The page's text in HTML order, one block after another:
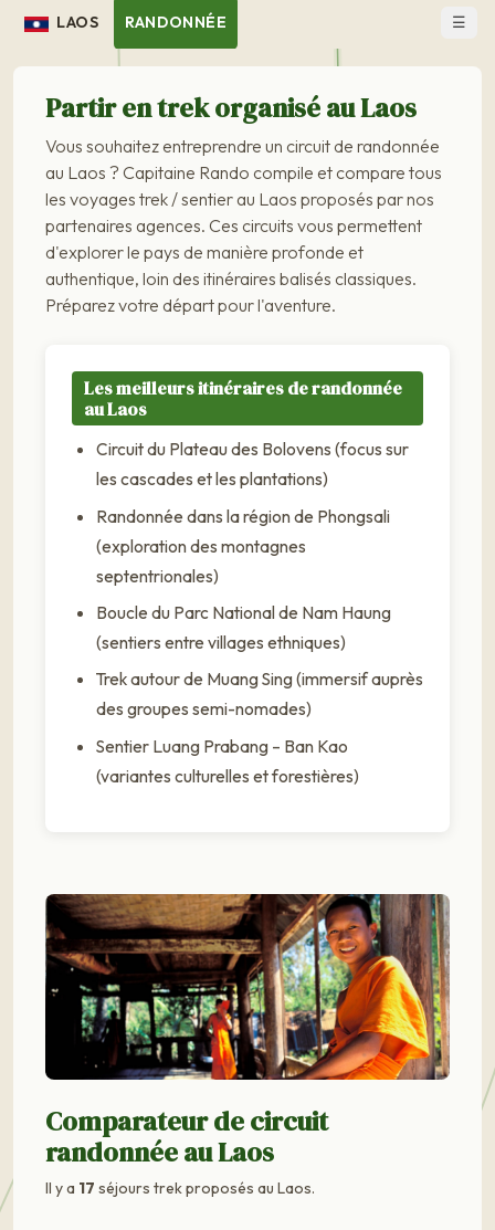
LAOS RANDONNÉE ☰
Partir en trek organisé au Laos
Vous souhaitez entreprendre un circuit de randonnée
au Laos ? Capitaine Rando compile et compare tous
les voyages trek / sentier au Laos proposés par nos
partenaires agences. Ces circuits vous permettent
d'explorer le pays de manière profonde et
authentique, loin des itinéraires balisés classiques.
Préparez votre départ pour l'aventure.
Les meilleurs itinéraires de randonnée
au Laos
Circuit du Plateau des Bolovens (focus sur
les cascades et les plantations)
Randonnée dans la région de Phongsali
(exploration des montagnes
septentrionales)
Boucle du Parc National de Nam Haung
(sentiers entre villages ethniques)
Trek autour de Muang Sing (immersif auprès
des groupes semi-nomades)
Sentier Luang Prabang – Ban Kao
(variantes culturelles et forestières)
Comparateur de circuit
randonnée au Laos
Il y a 17 séjours trek proposés au Laos.